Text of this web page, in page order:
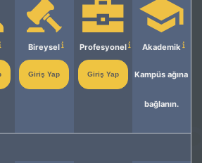
Bireysel
Giriş Yap
Profesyonel
Giriş Yap
Akademik
Kampüs ağına
bağlanın.